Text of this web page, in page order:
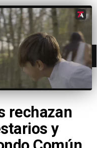
CULTURA
rechazan
y